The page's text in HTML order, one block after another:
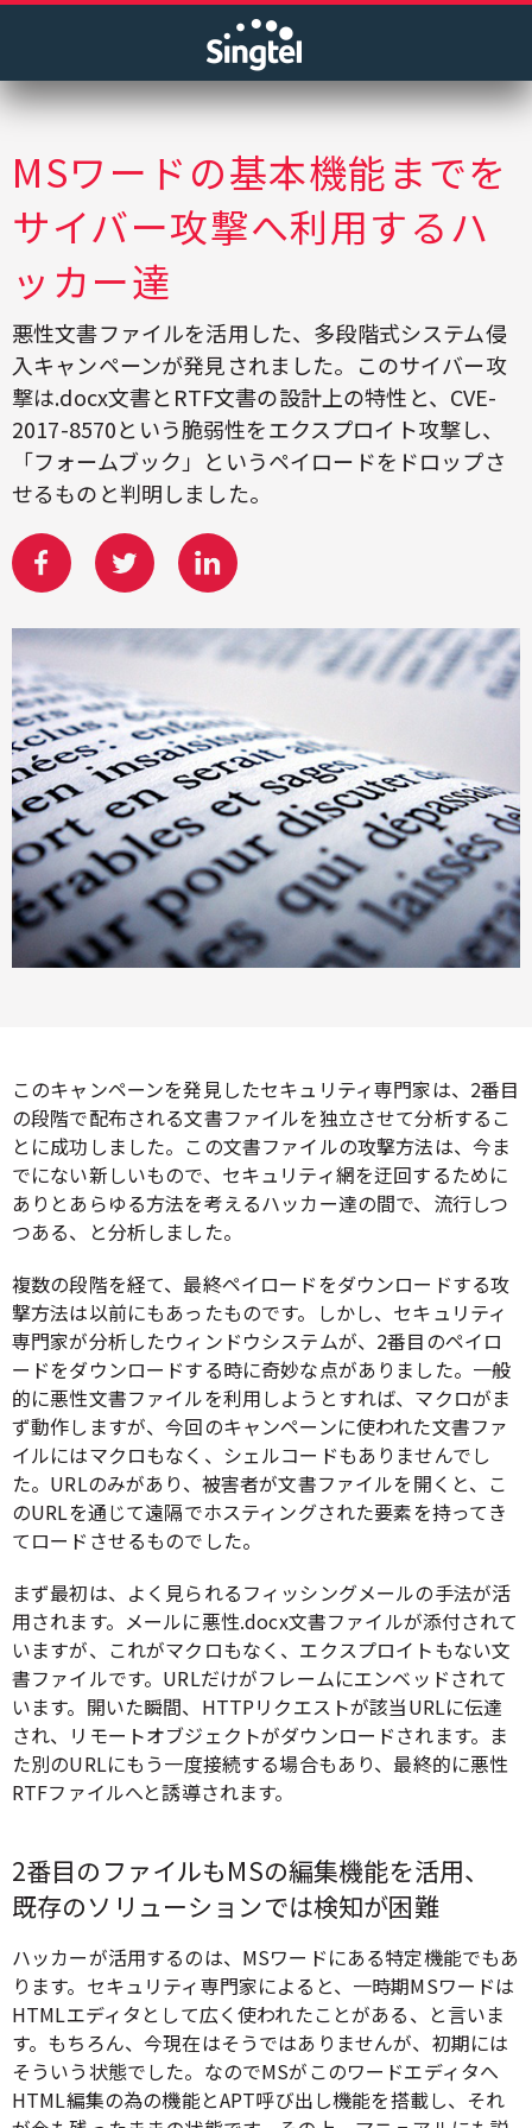
MSワードの基本機能までを
サイバー攻撃へ利用するハ
ッカー達
悪性文書ファイルを活用した、多段階式システム侵
入キャンペーンが発見されました。このサイバー攻
撃は.docx文書とRTF文書の設計上の特性と、CVE-
2017-8570という脆弱性をエクスプロイト攻撃し、
「フォームブック」というペイロードをドロップさ
せるものと判明しました。
このキャンペーンを発見したセキュリティ専門家は、2番目
の段階で配布される文書ファイルを独立させて分析するこ
とに成功しました。この文書ファイルの攻撃方法は、今ま
でにない新しいもので、セキュリティ網を迂回するために
ありとあらゆる方法を考えるハッカー達の間で、流行しつ
つある、と分析しました。
複数の段階を経て、最終ペイロードをダウンロードする攻
撃方法は以前にもあったものです。しかし、セキュリティ
専門家が分析したウィンドウシステムが、2番目のペイロ
ードをダウンロードする時に奇妙な点がありました。一般
的に悪性文書ファイルを利用しようとすれば、マクロがま
ず動作しますが、今回のキャンペーンに使われた文書ファ
イルにはマクロもなく、シェルコードもありませんでし
た。URLのみがあり、被害者が文書ファイルを開くと、こ
のURLを通じて遠隔でホスティングされた要素を持ってき
てロードさせるものでした。
まず最初は、よく見られるフィッシングメールの手法が活
用されます。メールに悪性.docx文書ファイルが添付されて
いますが、これがマクロもなく、エクスプロイトもない文
書ファイルです。URLだけがフレームにエンベッドされて
います。開いた瞬間、HTTPリクエストが該当URLに伝達
され、リモートオブジェクトがダウンロードされます。ま
た別のURLにもう一度接続する場合もあり、最終的に悪性
RTFファイルへと誘導されます。
2番目のファイルもMSの編集機能を活用、
既存のソリューションでは検知が困難
ハッカーが活用するのは、MSワードにある特定機能でもあ
ります。セキュリティ専門家によると、一時期MSワードは
HTMLエディタとして広く使われたことがある、と言いま
す。もちろん、今現在はそうではありませんが、初期には
そういう状態でした。なのでMSがこのワードエディタへ
HTML編集の為の機能とAPT呼び出し機能を搭載し、それ